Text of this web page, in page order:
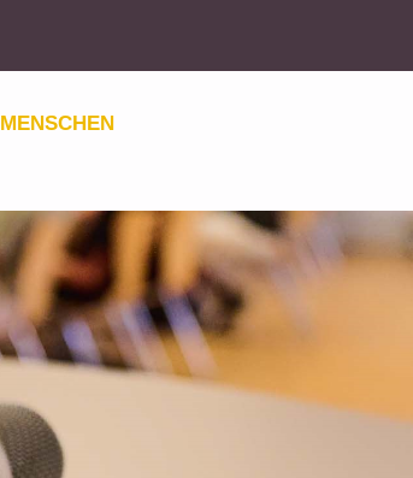
MENSCHEN